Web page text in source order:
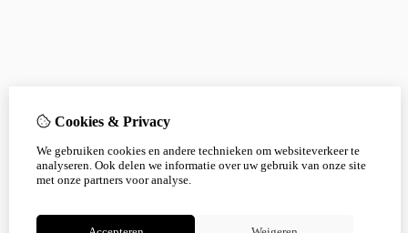
Cookies & Privacy
We gebruiken cookies en andere technieken om websiteverkeer te
analyseren. Ook delen we informatie over uw gebruik van onze site
met onze partners voor analyse.